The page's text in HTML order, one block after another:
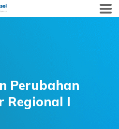
Perubahan
Regional I